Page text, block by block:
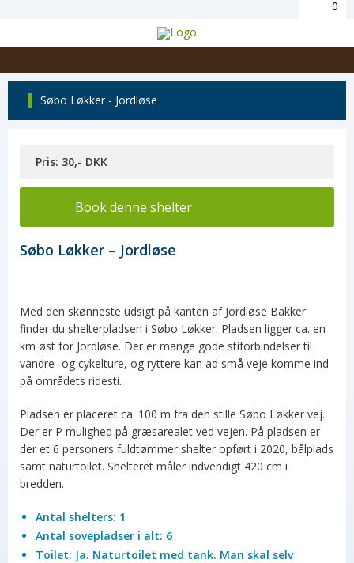
0
Søbo Løkker - Jordløse
Pris: 30,- DKK
Book denne shelter
Søbo Løkker – Jordløse
Med den skønneste udsigt på kanten af Jordløse Bakker
finder du shelterpladsen i Søbo Løkker. Pladsen ligger ca. en
km øst for Jordløse. Der er mange gode stiforbindelser til
vandre- og cykelture, og ryttere kan ad små veje komme ind
på områdets ridesti.
Pladsen er placeret ca. 100 m fra den stille Søbo Løkker vej.
Der er P mulighed på græsarealet ved vejen. På pladsen er
der et 6 personers fuldtømmer shelter opført i 2020, bålplads
samt naturtoilet. Shelteret måler indvendigt 420 cm i
bredden.
Antal shelters: 1
Antal sovepladser i alt: 6
Toilet: Ja. Naturtoilet med tank. Man skal selv